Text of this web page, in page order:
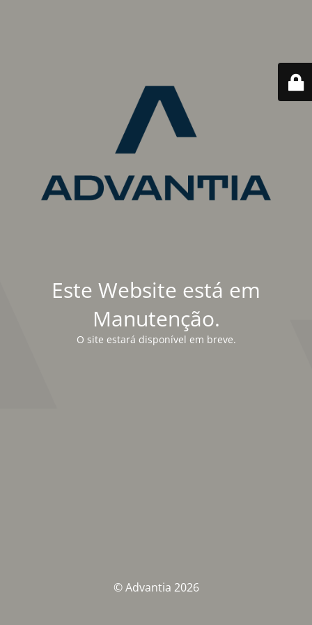
Este Website está em
Manutenção.
O site estará disponível em breve.
© Advantia 2026